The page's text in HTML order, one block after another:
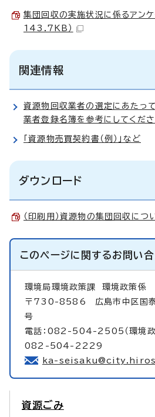
集団回収の実施状況に係るアン
143.7KB）
関連情報
資源物回収業者の選定にあたっ
業者登録名簿を参考にしてくださ
「資源物売買契約書（例）」など
ダウンロード
（印刷用）資源物の集団回収に
このページに関するお問い
環境局環境政策課 環境政策係
〒730-8586 広島市中区国
号
電話：082-504-2505（環境政
082-504-2229
ka-
資源ごみ